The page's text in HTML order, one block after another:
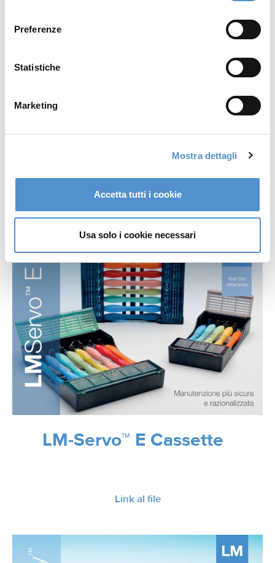
Preferenze
Statistiche
Marketing
Mostra dettagli
Accetta tutti i cookie
Usa solo i cookie necessari
LM-Servo™ E Cassette
Link al file